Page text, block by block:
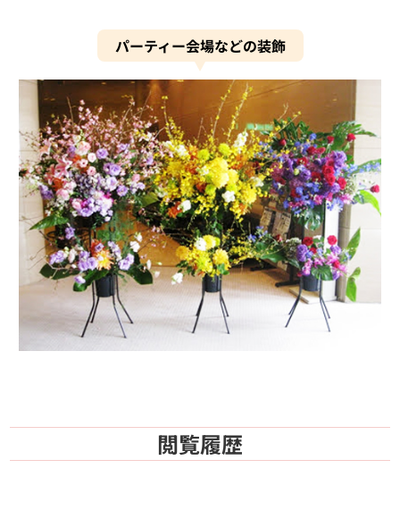
パーティー会場などの装飾
閲覧履歴